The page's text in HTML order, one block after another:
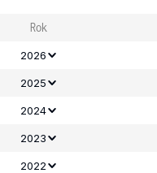
Rok
2026
2025
2024
2023
2022